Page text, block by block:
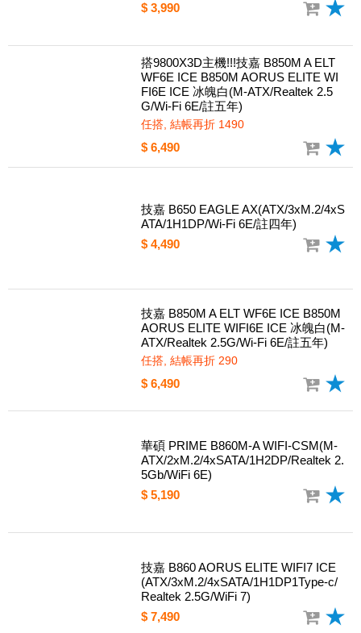
$ 3,990
搭9800X3D主機!!!技嘉 B850M A ELT
WF6E ICE B850M AORUS ELITE WI
FI6E ICE 冰魄白(M-ATX/Realtek 2.5
G/Wi-Fi 6E/註五年)
任搭, 結帳再折 1490
$ 6,490
技嘉 B650 EAGLE AX(ATX/3xM.2/4xS
ATA/1H1DP/Wi-Fi 6E/註四年)
$ 4,490
技嘉 B850M A ELT WF6E ICE B850M
AORUS ELITE WIFI6E ICE 冰魄白(M-
ATX/Realtek 2.5G/Wi-Fi 6E/註五年)
任搭, 結帳再折 290
$ 6,490
華碩 PRIME B860M-A WIFI-CSM(M-
ATX/2xM.2/4xSATA/1H2DP/Realtek 2.
5Gb/WiFi 6E)
$ 5,190
技嘉 B860 AORUS ELITE WIFI7 ICE
(ATX/3xM.2/4xSATA/1H1DP1Type-c/
Realtek 2.5G/WiFi 7)
$ 7,490